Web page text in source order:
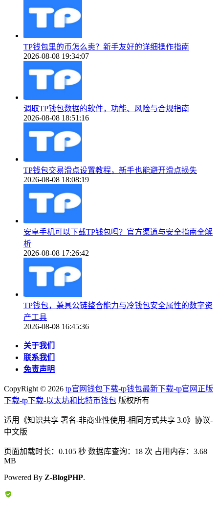
TP钱包里的币怎么卖？新手友好的详细操作指南
2026-08-08 19:34:07
调取TP钱包数据的软件，功能、风险与合规指南
2026-08-08 18:51:16
TP钱包交易滑点设置教程，新手也能避开滑点损失
2026-08-08 18:08:19
安卓手机可以下载TP钱包吗？官方渠道与安全指南全解
析
2026-08-08 17:26:42
TP钱包，兼具公链整合能力与冷钱包安全属性的数字资
产工具
2026-08-08 16:45:36
关于我们
联系我们
免责声明
CopyRight © 2026 tp官网钱包下载-tp钱包最新下载-tp官网正版
下载-tp下载-以太坊和比特币钱包 版权所有
适用《知识共享 署名-非商业性使用-相同方式共享 3.0》协议-
中文版
页面加载时长：0.105 秒 数据库查询：18 次 占用内存：3.68
MB
Powered By Z-BlogPHP.